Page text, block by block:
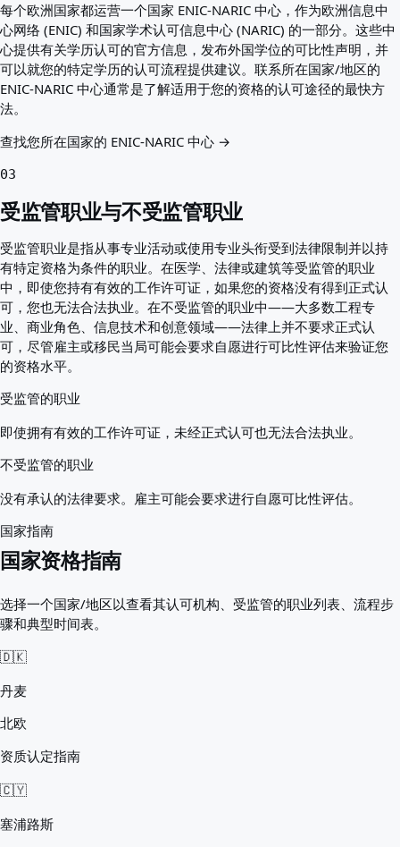
每个欧洲国家都运营一个国家 ENIC-NARIC 中心，作为欧洲信息中
心网络 (ENIC) 和国家学术认可信息中心 (NARIC) 的一部分。这些中
心提供有关学历认可的官方信息，发布外国学位的可比性声明，并
可以就您的特定学历的认可流程提供建议。联系所在国家/地区的
ENIC-NARIC 中心通常是了解适用于您的资格的认可途径的最快方
法。
查找您所在国家的 ENIC-NARIC 中心 →
03
受监管职业与不受监管职业
受监管职业是指从事专业活动或使用专业头衔受到法律限制并以持
有特定资格为条件的职业。在医学、法律或建筑等受监管的职业
中，即使您持有有效的工作许可证，如果您的资格没有得到正式认
可，您也无法合法执业。在不受监管的职业中——大多数工程专
业、商业角色、信息技术和创意领域——法律上并不要求正式认
可，尽管雇主或移民当局可能会要求自愿进行可比性评估来验证您
的资格水平。
受监管的职业
即使拥有有效的工作许可证，未经正式认可也无法合法执业。
不受监管的职业
没有承认的法律要求。雇主可能会要求进行自愿可比性评估。
国家指南
国家资格指南
选择一个国家/地区以查看其认可机构、受监管的职业列表、流程步
骤和典型时间表。
🇩🇰
丹麦
北欧
资质认定指南
🇨🇾
塞浦路斯